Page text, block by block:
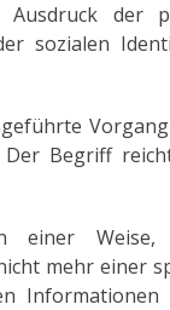
der
sozialen
Der Begriff
in einer
mehr einer
Informationen